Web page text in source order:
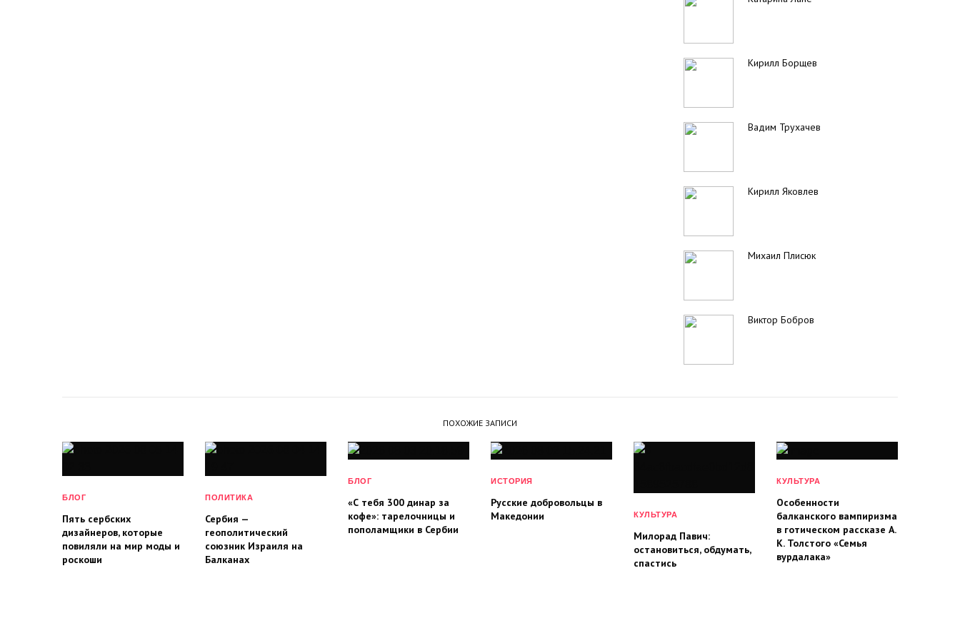
Кирилл Борщев
Вадим Трухачев
Кирилл Яковлев
Михаил Плисюк
Виктор Бобров
ПОХОЖИЕ ЗАПИСИ
БЛОГ
Пять сербских
дизайнеров, которые
повиляли на мир моды и
роскоши
ПОЛИТИКА
Сербия —
геополитический
союзник Израиля на
Балканах
БЛОГ
«С тебя 300 динар за
кофе»: тарелочницы и
пополамщики в Сербии
ИСТОРИЯ
Русские добровольцы в
Македонии
КУЛЬТУРА
Милорад Павич:
остановиться, обдумать,
спастись
КУЛЬТУРА
Особенности
балканского вампиризма
в готическом рассказе А.
К. Толстого «Семья
вурдалака»